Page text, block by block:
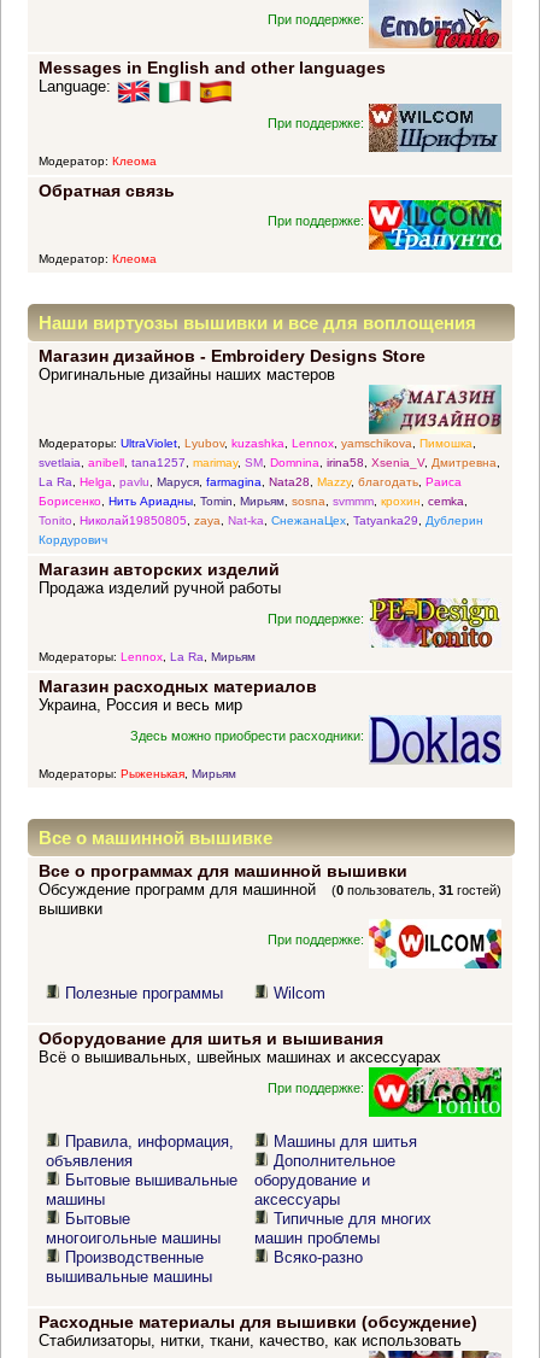
При поддержке:
Messages in English and other languages
Language:
При поддержке:
Модератор: Клеома
Обратная связь
При поддержке:
Модератор: Клеома
Наши виртуозы вышивки и все для воплощения
прекрасных идей
Магазин дизайнов - Embroidery Designs Store
Оригинальные дизайны наших мастеров
Модераторы: UltraViolet, Lyubov, kuzashka, Lennox, yamschikova, Пимошка,
svetlaia, anibell, tana1257, marimay, SM, Domnina, irina58, Xsenia_V, Дмитревна,
La Ra, Helga, pavlu, Маруся, farmagina, Nata28, Mazzy, благодать, Раиса
Борисенко, Нить Ариадны, Tomin, Мирьям, sosna, svmmm, крохин, cemka,
Tonito, Николай19850805, zaya, Nat-ka, СнежанаЦех, Tatyanka29, Дублерин
Кордурович
Магазин авторских изделий
Продажа изделий ручной работы
При поддержке:
Модераторы: Lennox, La Ra, Мирьям
Магазин расходных материалов
Украина, Россия и весь мир
Здесь можно приобрести расходники:
Модераторы: Рыженькая, Мирьям
Все о машинной вышивке
Все о программах для машинной вышивки
(0 пользователь,31 гостей)
Обсуждение программ для машинной
вышивки
При поддержке:
Полезные программы Wilcom
Оборудование для шитья и вышивания
Всё о вышивальных, швейных машинах и аксессуарах
При поддержке:
Правила, информация,
объявления
Бытовые вышивальные
машины
Бытовые
многоигольные машины
Производственные
вышивальные машины
Машины для шитья
Дополнительное
оборудование и
аксессуары
Типичные для многих
машин проблемы
Всяко-разно
Расходные материалы для вышивки (обсуждение)
Стабилизаторы, нитки, ткани, качество, как использовать